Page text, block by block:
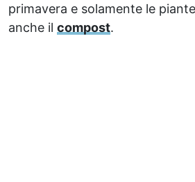
primavera e solamente le
anche il compost.